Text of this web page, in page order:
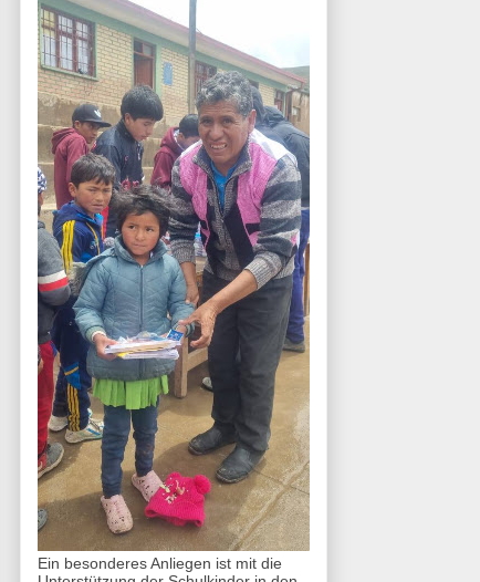
Ein besonderes Anliegen ist mit die